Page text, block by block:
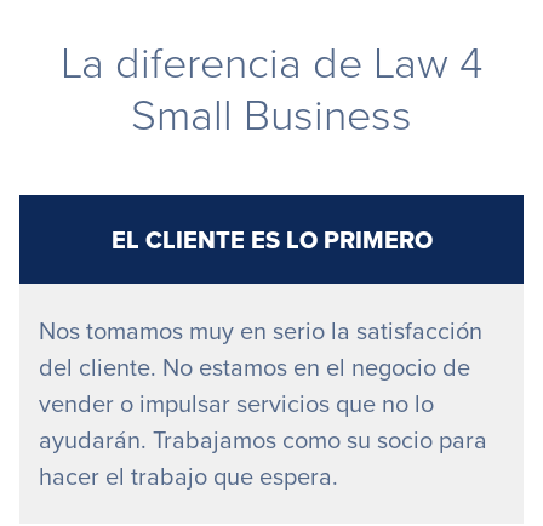
La diferencia de Law 4
Small Business
EL CLIENTE ES LO PRIMERO
Nos tomamos muy en serio la satisfacción
del cliente. No estamos en el negocio de
vender o impulsar servicios que no lo
ayudarán. Trabajamos como su socio para
hacer el trabajo que espera.